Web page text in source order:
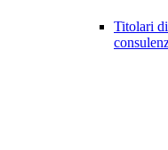
Titolari